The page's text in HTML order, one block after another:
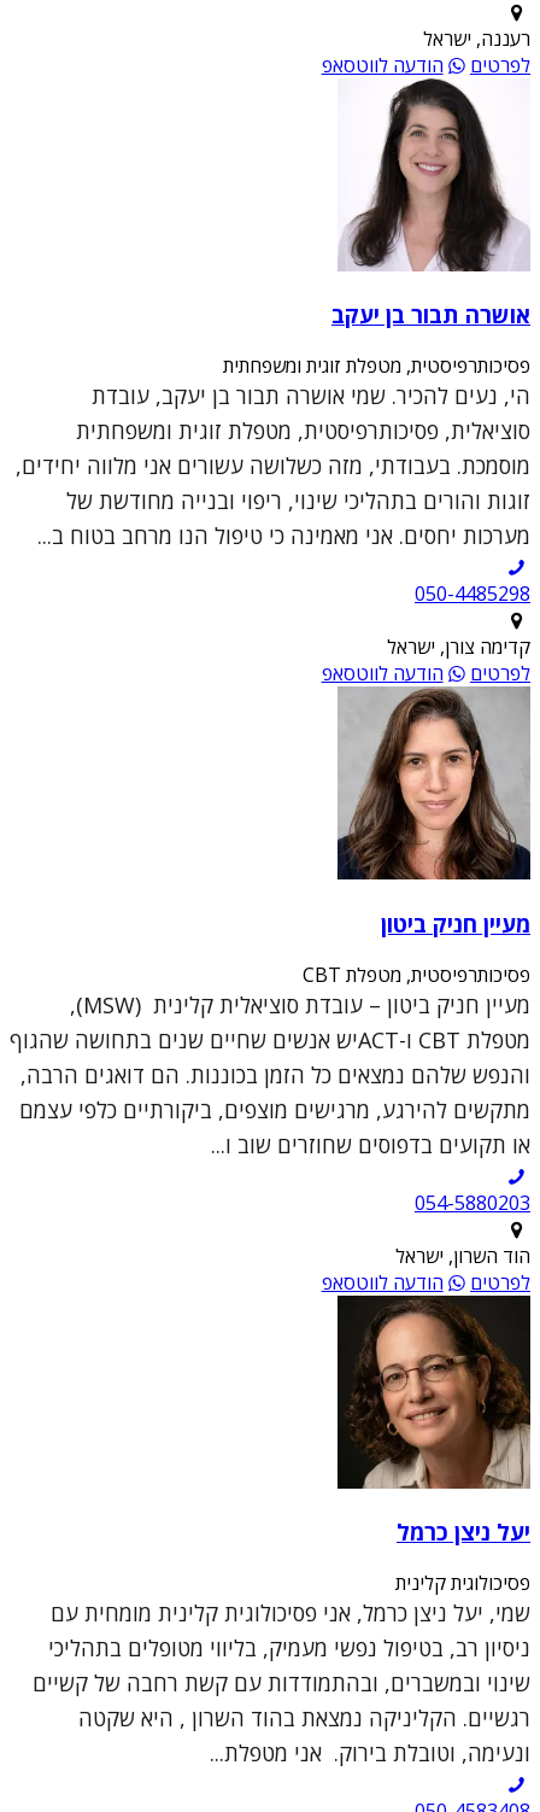
רעננה, ישראל
לפרטים
הודעה לווטסאפ
אושרה תבור בן יעקב
פסיכותרפיסטית, מטפלת זוגית ומשפחתית
הי, נעים להכיר. שמי אושרה תבור בן יעקב, עובדת
סוציאלית, פסיכותרפיסטית, מטפלת זוגית ומשפחתית
מוסמכת. בעבודתי, מזה כשלושה עשורים אני מלווה יחידים,
זוגות והורים בתהליכי שינוי, ריפוי ובנייה מחודשת של
מערכות יחסים. אני מאמינה כי טיפול הנו מרחב בטוח ב...
050-4485298
קדימה צורן, ישראל
לפרטים
הודעה לווטסאפ
מעיין חניק ביטון
פסיכותרפיסטית, מטפלת CBT
מעיין חניק ביטון – עובדת סוציאלית קלינית (MSW),
מטפלת CBT ו-ACTיש אנשים שחיים שנים בתחושה שהגוף
והנפש שלהם נמצאים כל הזמן בכוננות. הם דואגים הרבה,
מתקשים להירגע, מרגישים מוצפים, ביקורתיים כלפי עצמם
או תקועים בדפוסים שחוזרים שוב ו...
054-5880203
הוד השרון, ישראל
לפרטים
הודעה לווטסאפ
יעל ניצן כרמל
פסיכולוגית קלינית
שמי, יעל ניצן כרמל, אני פסיכולוגית קלינית מומחית עם
ניסיון רב, בטיפול נפשי מעמיק, בליווי מטופלים בתהליכי
שינוי ובמשברים, ובהתמודדות עם קשת רחבה של קשיים
רגשיים. הקליניקה נמצאת בהוד השרון , היא שקטה
ונעימה, וטובלת בירוק. אני מטפלת...